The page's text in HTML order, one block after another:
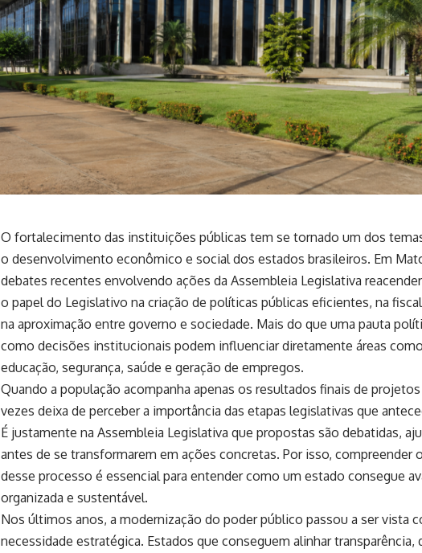
O fortalecimento das instituições públicas tem se tornado um dos
o desenvolvimento econômico e social dos estados brasileiros. Em
debates recentes envolvendo ações da Assembleia Legislativa
o papel do Legislativo na criação de políticas públicas eficientes, na
na aproximação entre governo e sociedade. Mais do que uma pauta
como decisões institucionais podem influenciar diretamente áreas
educação, segurança, saúde e geração de empregos.
Quando a população acompanha apenas os resultados finais de
vezes deixa de perceber a importância das etapas legislativas que
É justamente na Assembleia Legislativa que propostas são debatidas,
antes de se transformarem em ações concretas. Por isso, compreender
desse processo é essencial para entender como um estado consegue
organizada e sustentável.
Nos últimos anos, a modernização do poder público passou a ser vista
necessidade estratégica. Estados que conseguem alinhar